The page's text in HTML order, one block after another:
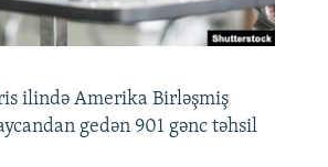
STANDARTLARIMIZ
TELEFONUNUZDA
saytları
ilində Amerika Birləşmiş
gedən 901 gənc təhsil